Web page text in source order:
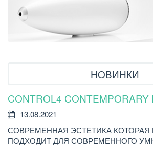
НОВИНКИ
CONTROL4 CONTEMPORARY
13.08.2021
СОВРЕМЕННАЯ ЭСТЕТИКА КОТОРАЯ
ПОДХОДИТ ДЛЯ СОВРЕМЕННОГО